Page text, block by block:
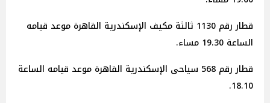
قطار رقم 1130 ثالثة مكيف الإسكندرية القاهرة موعد قيامه
الساعة 19.30 مساء.
قطار رقم 568 سياحى الإسكندرية القاهرة موعد قيامه الساعة
18.10.